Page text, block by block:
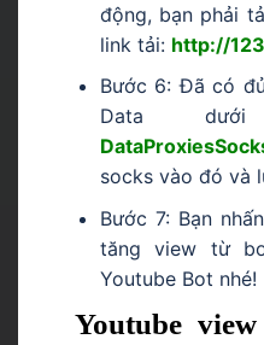
động, bạn phải
link tải: http://
Bước 6: Đã có
Data
socks vào đó và
Bước 7: Bạn
tăng view từ
Youtube Bot nhé!
Youtube